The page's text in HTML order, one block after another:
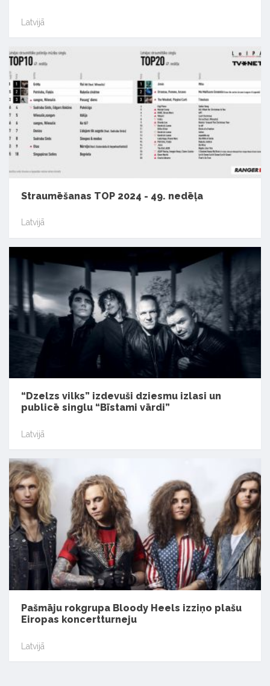
Latvijā
Straumēšanas TOP 2024 - 49. nedēļa
Latvijā
“Dzelzs vilks” izdevuši dziesmu izlasi un
publicē singlu “Bīstami vārdi”
Latvijā
Pašmāju rokgrupa Bloody Heels izziņo plašu
Eiropas koncertturneju
Latvijā